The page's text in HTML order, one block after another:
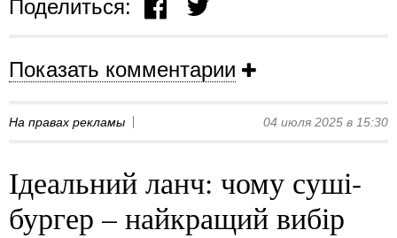
Поделиться:
Показать комментарии
На правах рекламы 04 июля 2025 в 15:30
Ідеальний ланч: чому суші-
бургер – найкращий вибір